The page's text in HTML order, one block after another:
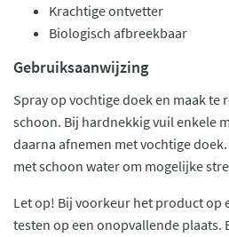
Krachtige ontvetter
Biologisch afbreekbaar
Gebruiksaanwijzing
Spray op vochtige doek en maak te
schoon. Bij hardnekkig vuil enkele
daarna afnemen met vochtige
met schoon water om mogelijke
Let op! Bij voorkeur het product op
testen op een onopvallende plaats.